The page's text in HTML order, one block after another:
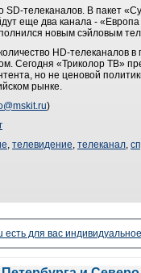
SD-телеканалов. В пакет
еще два канала -
новым сэйловым
HD-телеканалов
Сегодня «Триколор ТВ»
но не ценовой
рынке.
)
, телевидение, телеканал,
есть для вас